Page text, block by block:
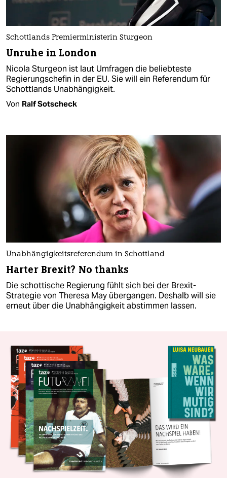
Schottlands Premierministerin Sturgeon
Unruhe in London
Nicola Sturgeon ist laut Umfragen die beliebteste
Regierungschefin in der EU. Sie will ein Referendum für
Schottlands Un­abhängigkeit.
Von Ralf Sotscheck
Unabhängigkeitsreferendum in Schottland
Harter Brexit? No thanks
Die schottische Regierung fühlt sich bei der Brexit-
Strategie von Theresa May übergangen. Deshalb will sie
erneut über die Unabhängigkeit abstimmen lassen.